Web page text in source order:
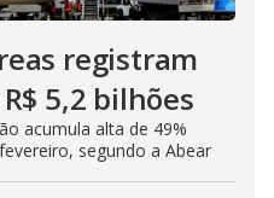
registram
5,2 bilhões
acumula alta de 49%
segundo a Abear